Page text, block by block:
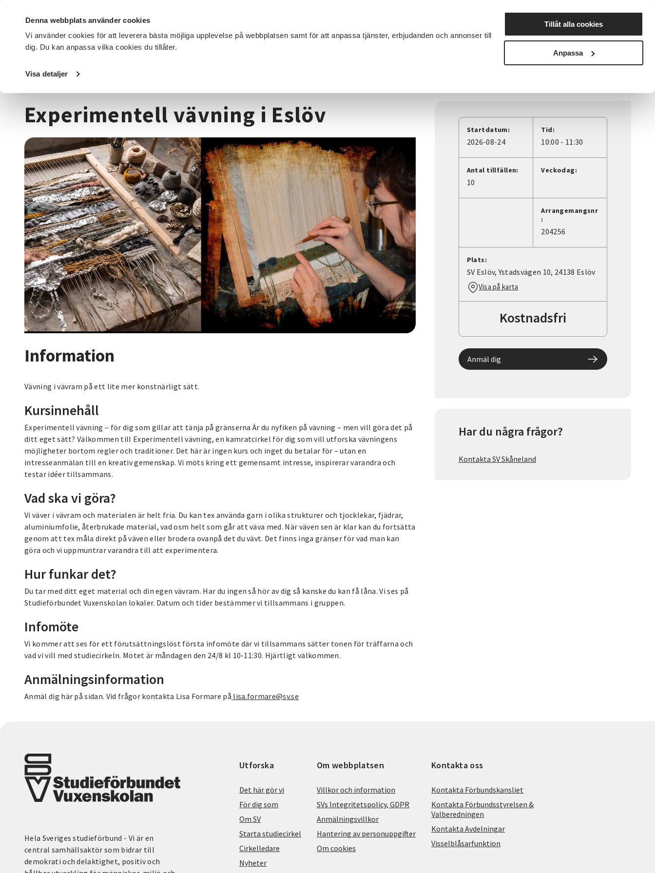
Denna webbplats använder cookies
Vi använder cookies för att leverera bästa möjliga upplevelse på webbplatsen samt för att anpassa tjänster, erbjudanden och annonser till
dig. Du kan anpassa vilka cookies du tillåter.
Visa detaljer
Tillåt alla cookies
Anpassa
DET HÄR GÖR VI FÖR DIG SOM SÖK KURSER OCH EVENEMANG Nyheter Avdelningar
Startsida / Kurser och evenemang
Experimentell vävning i Eslöv
Information
Vävning i vävram på ett lite mer konstnärligt sätt.
Kursinnehåll
Experimentell vävning – för dig som gillar att tänja på gränserna Är du nyfiken på vävning – men vill göra det på
ditt eget sätt? Välkommen till Experimentell vävning, en kamratcirkel för dig som vill utforska vävningens
möjligheter bortom regler och traditioner. Det här är ingen kurs och inget du betalar för – utan en
intresseanmälan till en kreativ gemenskap. Vi möts kring ett gemensamt intresse, inspirerar varandra och
testar idéer tillsammans.
Vad ska vi göra?
Vi väver i vävram och materialen är helt fria. Du kan tex använda garn i olika strukturer och tjocklekar, fjädrar,
aluminiumfolie, återbrukade material, vad osm helt som går att väva med. När väven sen är klar kan du fortsätta
genom att tex måla direkt på väven eller brodera ovanpå det du vävt. Det finns inga gränser för vad man kan
göra och vi uppmuntrar varandra till att experimentera.
Hur funkar det?
Du tar med ditt eget material och din egen vävram. Har du ingen så hör av dig så kanske du kan få låna. Vi ses på
Studieförbundet Vuxenskolan lokaler. Datum och tider bestämmer vi tillsammans i gruppen.
Infomöte
Vi kommer att ses för ett förutsättningslöst första infomöte där vi tillsammans sätter tonen för träffarna och
vad vi vill med studiecirkeln. Mötet är måndagen den 24/8 kl 10-11:30. Hjärtligt välkommen.
Anmälningsinformation
Anmäl dig här på sidan. Vid frågor kontakta Lisa Formare på lisa.formare@sv.se
Startdatum:
2026-08-24
Tid:
10:00 - 11:30
Antal tillfällen:
10
Veckodag:
Arrangemangsnr
:
204256
Plats:
SV Eslöv, Ystadsvägen 10, 24138 Eslöv
Visa på karta
Kostnadsfri
Anmäl dig
Har du några frågor?
Kontakta SV Skåneland
Hela Sveriges studieförbund - Vi är en
central samhällsaktör som bidrar till
demokrati och delaktighet, positiv och
Utforska
Det här gör vi
För dig som
Om SV
Starta studiecirkel
Cirkelledare
Nyheter
Om webbplatsen
Villkor och information
SVs Integritetspolicy, GDPR
Anmälningsvillkor
Hantering av personuppgifter
Om cookies
Kontakta oss
Kontakta Förbundskansliet
Kontakta Förbundsstyrelsen &
Valberedningen
Kontakta Avdelningar
Visselblåsarfunktion